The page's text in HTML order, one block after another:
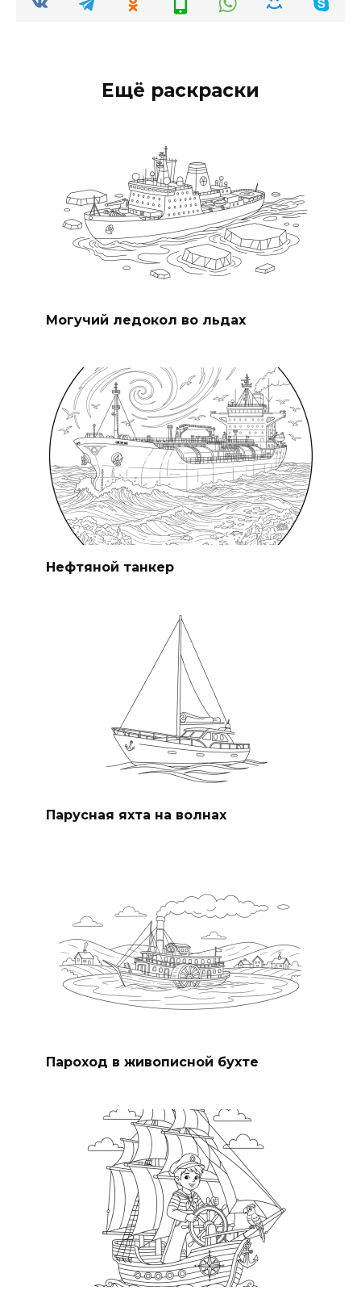
Ещё раскраски
Могучий ледокол во льдах
Нефтяной танкер
Парусная яхта на волнах
Пароход в живописной бухте